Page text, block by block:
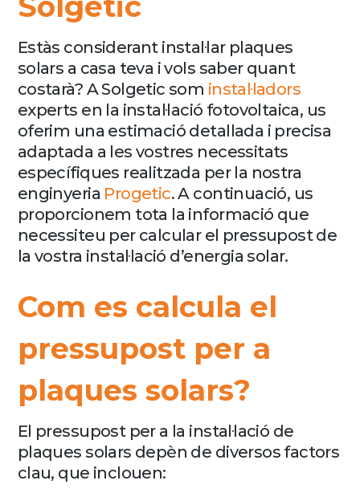
Estàs considerant instal·lar plaques
solars a casa teva i vols saber quant
costarà? A Solgetic som instal·ladors
experts en la instal·lació fotovoltaica, us
oferim una estimació detallada i precisa
adaptada a les vostres necessitats
específiques realitzada per la nostra
enginyeria Progetic. A continuació, us
proporcionem tota la informació que
necessiteu per calcular el pressupost de
la vostra instal·lació d’energia solar.
Com es calcula el
pressupost per a
plaques solars?
El pressupost per a la instal·lació de
plaques solars depèn de diversos factors
clau, que inclouen: